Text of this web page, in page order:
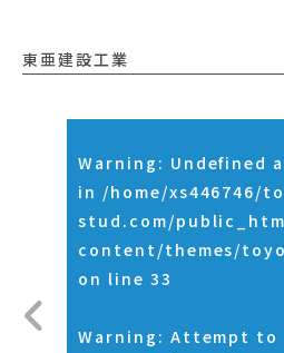
東亜建設工業
Warning : Undefined
in /home/xs446746/
stud.com/
content/themes/
on line 33
Warning : Attempt to